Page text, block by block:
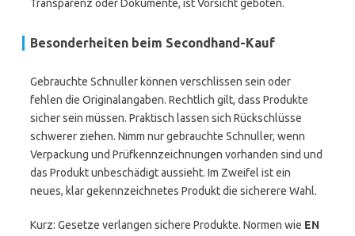
Transparenz oder Dokumente, ist Vorsicht geboten.
Besonderheiten beim Secondhand-Kauf
Gebrauchte Schnuller können verschlissen sein oder
fehlen die Originalangaben. Rechtlich gilt, dass Produkte
sicher sein müssen. Praktisch lassen sich Rückschlüsse
schwerer ziehen. Nimm nur gebrauchte Schnuller, wenn
Verpackung und Prüfkennzeichnungen vorhanden sind und
das Produkt unbeschädigt aussieht. Im Zweifel ist ein
neues, klar gekennzeichnetes Produkt die sicherere Wahl.
Kurz: Gesetze verlangen sichere Produkte. Normen wie EN